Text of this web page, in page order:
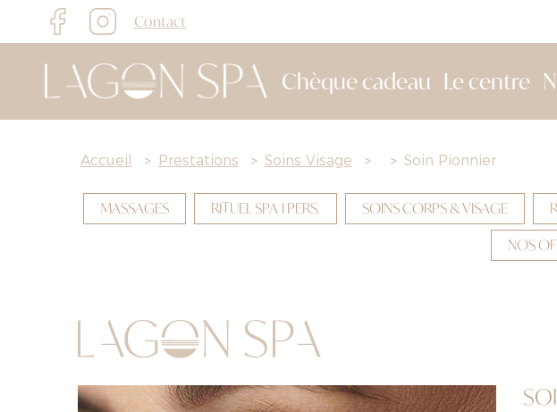
Contact
Chèque cadeau Le centre
Accueil > Prestations > Soins Visage > > Soin Pionnier
MASSAGES RITUEL SPA 1 PERS. SOINS CORPS & VISAGE
NOS